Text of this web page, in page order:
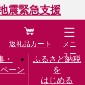
震緊急支援
・
ーン
ふるさと納税
を
はじめる
返礼品カート
メニ
ュー